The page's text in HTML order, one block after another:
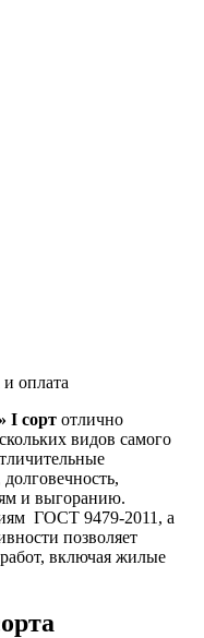
и оплата
I сорт отлично
видов самого
и выгоранию.
ГОСТ 9479-2011, а
позволяет
включая жилые